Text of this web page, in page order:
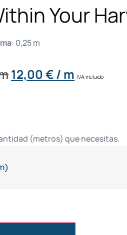
Your
: 0,25m
12,00€/ m IVA incluido
(metros) que necesitas.